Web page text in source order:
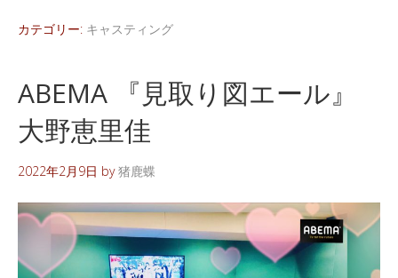
カテゴリー: キャスティング
ABEMA 『見取り図エール』
大野恵里佳
2022年2月9日 by猪鹿蝶